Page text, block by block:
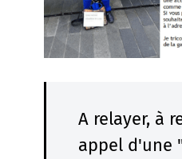
A relayer, à
appel d'une